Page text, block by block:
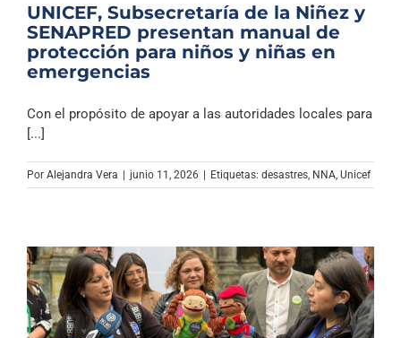
Columnas
Música Clásica
UNICEF, Subsecretaría de la Niñez y
SENAPRED presentan manual de
protección para niños y niñas en
emergencias
Con el propósito de apoyar a las autoridades locales para
[...]
Por Alejandra Vera | junio 11, 2026 | Etiquetas: desastres NNA Unicef